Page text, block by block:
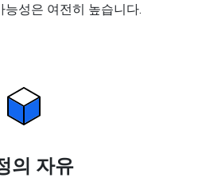
능성은 여전히 높습니다.
의 자유